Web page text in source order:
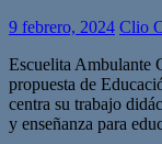
9 febrero, 2024 Clio
Escuelita Ambulante
propuesta de
centra su trabajo
y enseñanza para